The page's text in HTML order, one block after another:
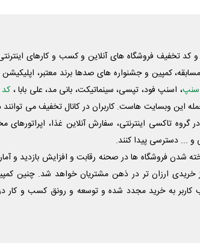
کد تخفیف فروشگاه های آنلاین و کسب و‌ کارهای
کمپین و جشنواره های صدها برند معتبر، اپلیکیشن
، اسنپ فود، تپسی، سینماتیکت، بانی مد، علی‌ بابا ،
این وبسایت ‌هاست. کاربران در کانال تخفیف می توانند
تاکسی اینترنتی، سفارش آنلاین غذا، اپراتورهای
و ... دسترسی پیدا کنند.
شدن فروشگاه ها در صحنه رقابت و افزایش بازدید و
ارزان تر در ذهن مشتریان خواهد شد. چنین
به خرید مجدد شده و توسعه و رونق کسب و کار